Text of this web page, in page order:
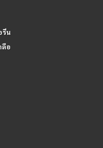
รีน
ลือ